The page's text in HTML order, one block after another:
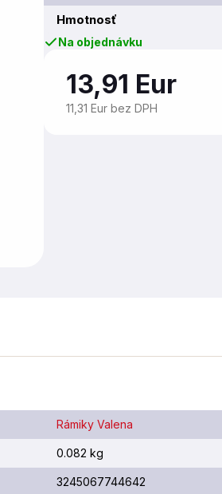
Hmotnosť
Na objednávku
13,91 Eur
11,31 Eur bez DPH
Rámiky Valena
0.082 kg
3245067744642